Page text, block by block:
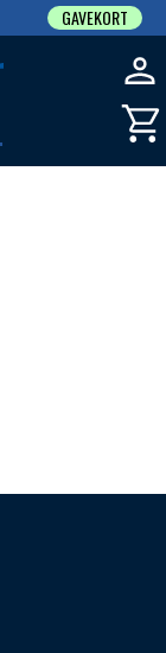
GAVEKORT